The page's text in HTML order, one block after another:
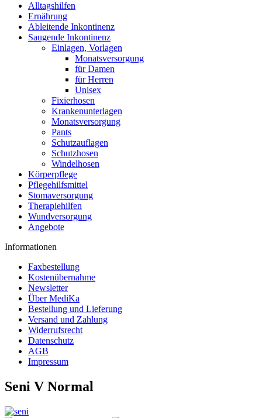
Alltagshilfen
Ernährung
Ableitende Inkontinenz
Saugende Inkontinenz
Einlagen, Vorlagen
Monatsversorgung
für Damen
für Herren
Unisex
Fixierhosen
Krankenunterlagen
Monatsversorgung
Pants
Schutzauflagen
Schutzhosen
Windelhosen
Körperpflege
Pflegehilfsmittel
Stomaversorgung
Therapiehilfen
Wundversorgung
Angebote
Informationen
Faxbestellung
Kostenübernahme
Newsletter
Über MediKa
Bestellung und Lieferung
Versand und Zahlung
Widerrufsrecht
Datenschutz
AGB
Impressum
Seni V Normal